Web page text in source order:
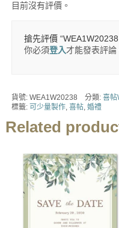
目前沒有評價。
搶先評價
你必須登入才能發表評論
貨號: WEA1W20238 分類: 喜帖
標籤: 可少量製作, 喜帖, 婚禮
Related